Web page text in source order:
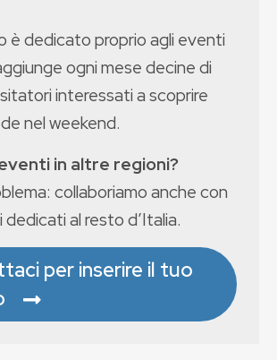
è dedicato proprio agli eventi
ogni mese decine di
interessati a scoprire
nel weekend.
in altre regioni?
collaboriamo anche con
dedicati al resto d’Italia.
per inserire il tuo